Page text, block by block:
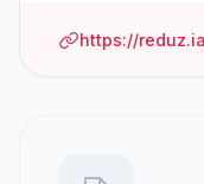
https://